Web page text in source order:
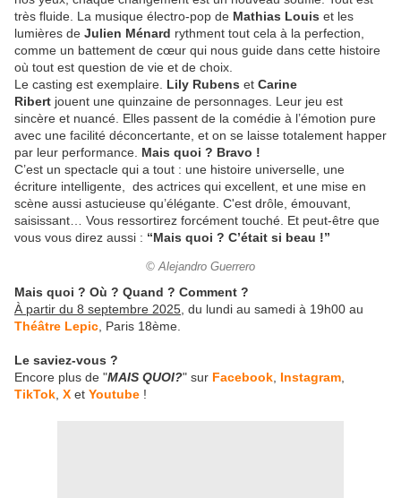
très fluide. La musique électro-pop de Mathias Louis et les
lumières de Julien Ménard rythment tout cela à la perfection,
comme un battement de cœur qui nous guide dans cette histoire
où tout est question de vie et de choix.
Le casting est exemplaire. Lily Rubens et Carine
Ribert jouent une quinzaine de personnages. Leur jeu est
sincère et nuancé. Elles passent de la comédie à l’émotion pure
avec une facilité déconcertante, et on se laisse totalement happer
par leur performance. Mais quoi ? Bravo !
C’est un spectacle qui a tout : une histoire universelle, une
écriture intelligente, des actrices qui excellent, et une mise en
scène aussi astucieuse qu’élégante. C'est drôle, émouvant,
saisissant… Vous ressortirez forcément touché. Et peut-être que
vous vous direz aussi : “Mais quoi ? C’était si beau !”
© Alejandro Guerrero
Mais quoi ? Où ? Quand ? Comment ?
À partir du 8 septembre 2025 , du lundi au samedi à 19h00 au
Théâtre Lepic , Paris 18ème.
Le saviez-vous ?
Encore plus de "MAIS QUOI?" sur Facebook Instagram
TikTok X et Youtube !